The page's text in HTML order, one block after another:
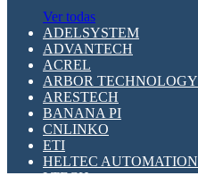
Ver todas
ADELSYSTEM
ADVANTECH
ACREL
ARBOR TECHNOLOGY
ARESTECH
BANANA PI
CNLINKO
ETI
HELTEC AUTOMATION
LTECH